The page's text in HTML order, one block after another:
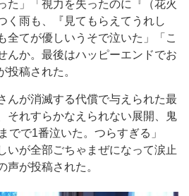
た」「視力を失ったのに『（花火
く雨も、『見てもらえてうれし
全てが優しいうそで泣いた」「こ
んか。最後はハッピーエンドでお
投稿された。
が消滅する代償で与えられた最
それすらかなえられない展開、鬼
でで1番泣いた。つらすぎる」
いが全部ごちゃまぜになって涙止
声が投稿された。